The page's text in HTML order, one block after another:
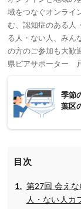
域をつなぐオンライ
む、認知症のある人
る人・ない人、みん
の方のご参加も大歓
県ピアサポーター
季節
葉区
目次
第27回 会え
人・ない人カ